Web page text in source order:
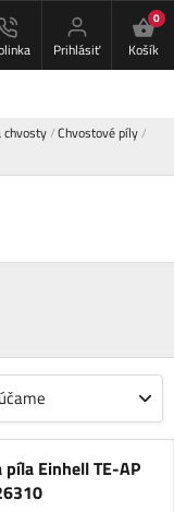
Prihlásiť
0
Košík
chvosty Chvostové píly
Einhell TE-AP